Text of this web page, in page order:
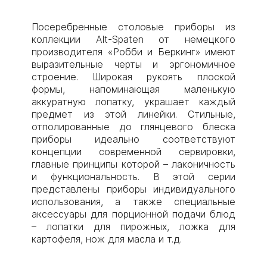
Посеребренные столовые приборы из
коллекции Alt-Spaten от немецкого
производителя «Робби и Беркинг» имеют
выразительные черты и эргономичное
строение. Широкая рукоять плоской
формы, напоминающая маленькую
аккуратную лопатку, украшает каждый
предмет из этой линейки. Стильные,
отполированные до глянцевого блеска
приборы идеально соответствуют
концепции современной сервировки,
главные принципы которой – лаконичность
и функциональность. В этой серии
представлены приборы индивидуального
использования, а также специальные
аксессуары для порционной подачи блюд
– лопатки для пирожных, ложка для
картофеля, нож для масла и т.д.